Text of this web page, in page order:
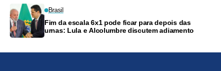
Brasil
Fim da escala 6x1 pode ficar para depois das
urnas: Lula e Alcolumbre discutem adiamento